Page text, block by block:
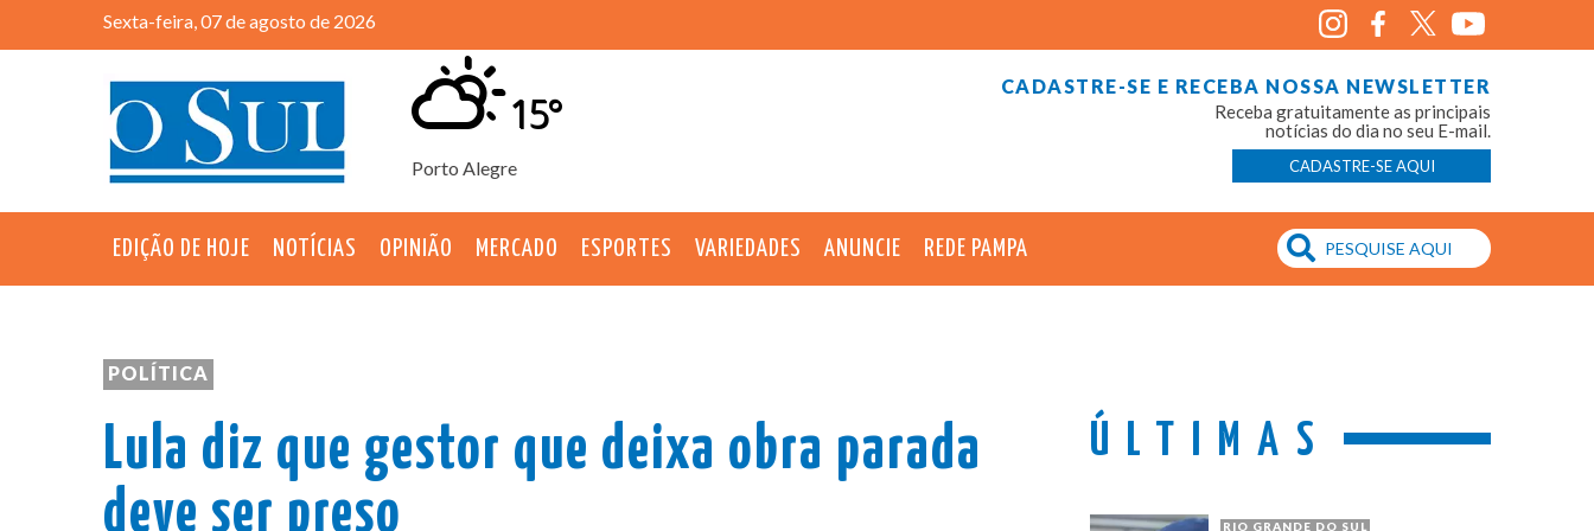
Sexta-feira, 07 de agosto de 2026
Porto Alegre
15°
CADASTRE-SE E RECEBA NOSSA NEWSLETTER
Receba gratuitamente as principais
notícias do dia no seu E-mail.
CADASTRE-SE AQUI
EDIÇÃO DE HOJE NOTÍCIAS OPINIÃO MERCADO ESPORTES VARIEDADES ANUNCIE REDE PAMPA
POLÍTICA
Lula diz que gestor que deixa obra parada
deve ser preso
ÚLTIMAS
RIO GRANDE DO SUL